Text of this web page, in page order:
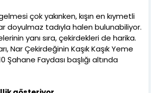
çok yakınken, kışın en kıymetli
doyulmaz tadıyla halen bulunabiliyor.
yanı sıra, çekirdekleri de harika.
Nar Çekirdeğinin Kaşık Kaşık Yeme
Şahane Faydası başlığı altında